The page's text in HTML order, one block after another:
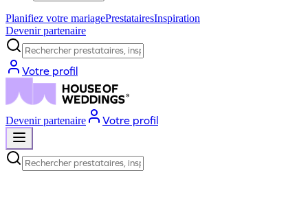
Planifiez votre mariagePrestatairesInspiration
Devenir partenaire
Rechercher prestataires, inspiration...
Votre profil
Devenir partenaire Votre profil
Rechercher prestataires, inspiration...